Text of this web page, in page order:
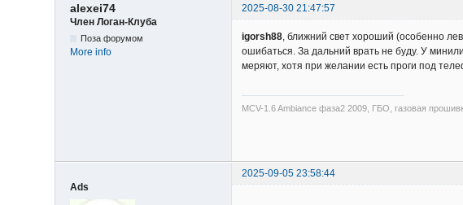
alexei74
2025-08-30 21:47:57
Член Логан-Клуба
Поза форумом
More info
igorsh88, ближний свет хороший (особенно
ошибаться. За дальний врать не буду. У
меряют, хотя при желании есть проги под
MCV-1.6 Ambiance фаза2 2009, ГБО, газовая
2025-09-05 23:58:44
Ads